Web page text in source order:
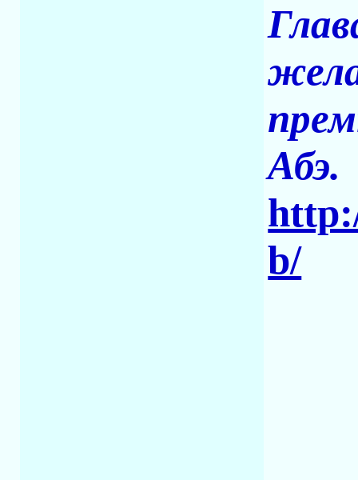
Абэ.
b/